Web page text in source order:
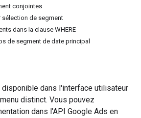
conjointes
de segment
dans la clause WHERE
de segment de date principal
dans l'interface utilisateur
distinct. Vous pouvez
dans l'API Google Ads en